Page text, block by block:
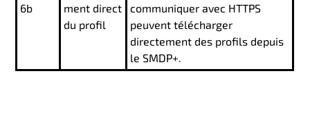
6b
ment direct
du profil
communiquer avec HTTPS
peuvent télécharger
directement des profils depuis
le SMDP+.